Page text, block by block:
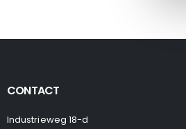
CONTACT
Industrieweg 18-d